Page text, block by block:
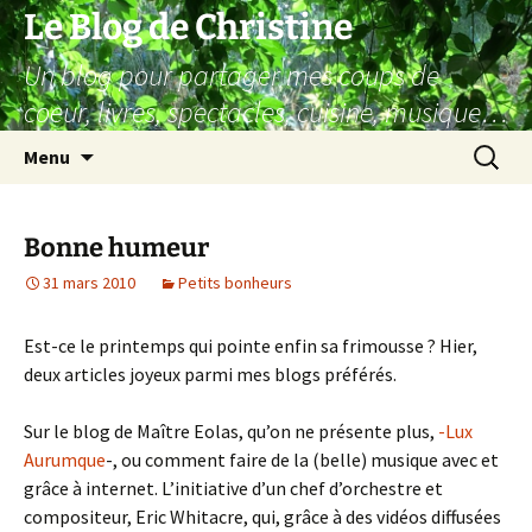
Aller
au
contenu
Le Blog de Christine
Un blog pour partager mes coups de
coeur, livres, spectacles, cuisine, musique…
Menu
Bonne humeur
31 mars 2010 Petits bonheurs
Est-ce le printemps qui pointe enfin sa frimousse ? Hier,
deux articles joyeux parmi mes blogs préférés.
Sur le blog de Maître Eolas, qu’on ne présente plus, -Lux
Aurumque-, ou comment faire de la (belle) musique avec et
grâce à internet. L’initiative d’un chef d’orchestre et
compositeur, Eric Whitacre, qui, grâce à des vidéos diffusées